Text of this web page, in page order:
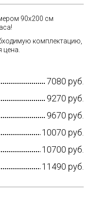
90x200 см
!
комплектацию,
цена.
7080 руб.
9270 руб.
9670 руб.
10070 руб.
10700 руб.
11490 руб.